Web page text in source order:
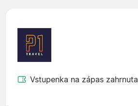
Vstupenka na zápas zahrnuta